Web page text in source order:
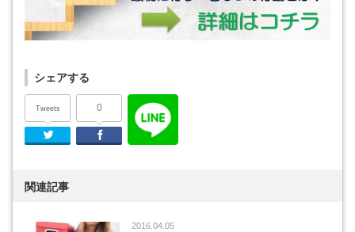
シェアする
Tweets
Twitter
0
Facebook
関連記事
2016.04.05